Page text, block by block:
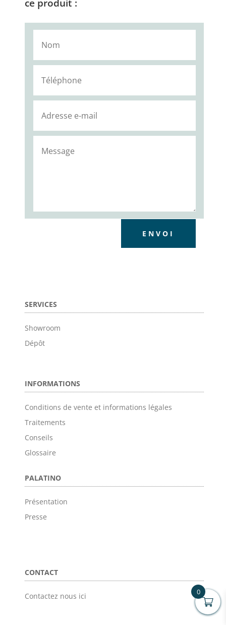
ce produit :
ENVOI
SERVICES
Showroom
Dépôt
INFORMATIONS
Conditions de vente et informations légales
Traitements
Conseils
Glossaire
PALATINO
Présentation
Presse
CONTACT
Contactez nous ici 0